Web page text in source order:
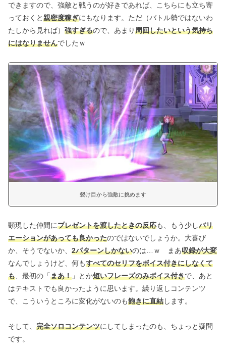
できますので、強敵と戦うのが好きであれば、こちらにも立ち寄
っておくと親密度稼ぎにもなります。ただ（バトル勢ではないわ
たしから見れば） 強すぎるので、あまり周回したいという気持ち
にはなりませんでしたｗ
裂け目から強敵に挑めます
顕現した仲間にプレゼントを渡したときの反応も、もう少しバリ
エーションがあっても良かったのではないでしょうか。大喜び
か、そうでないか、 2パターンしかないのは…ｗ まあ収録が大変
なんでしょうけど、何もすべてのセリフをボイス付きにしなくて
も 、最初の「まあ！ 」とか短いフレーズのみボイス付きで、あと
はテキストでも良かったように思います。繰り返しコンテンツ
で、こういうところに変化がないのも飽きに直結します。
そして、 完全ソロコンテンツにしてしまったのも、ちょっと疑問
です。